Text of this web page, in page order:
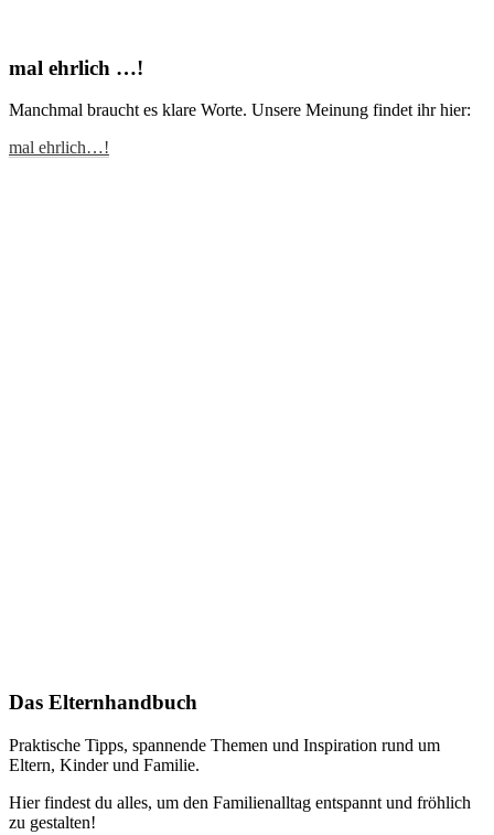
mal ehrlich …!
Manchmal braucht es klare Worte. Unsere Meinung findet ihr hier:
mal ehrlich…!
Das Elternhandbuch
Praktische Tipps, spannende Themen und Inspiration rund um
Eltern, Kinder und Familie.
Hier findest du alles, um den Familienalltag entspannt und fröhlich
zu gestalten!